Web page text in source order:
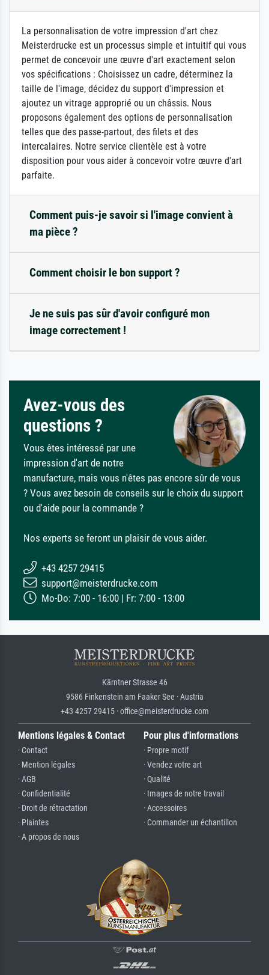
La personnalisation de votre impression d'art chez
Meisterdrucke est un processus simple et intuitif qui vous
permet de concevoir une œuvre d'art exactement selon
vos spécifications : Choisissez un cadre, déterminez la
taille de l'image, décidez du support d'impression et
ajoutez un vitrage approprié ou un châssis. Nous
proposons également des options de personnalisation
telles que des passe-partout, des filets et des
intercalaires. Notre service clientèle est à votre
disposition pour vous aider à concevoir votre œuvre d'art
parfaite.
Comment puis-je savoir si l'image convient à
ma pièce ?
Comment choisir le bon support ?
Je ne suis pas sûr d'avoir configuré mon
image correctement !
Avez-vous des
questions ?
Vous êtes intéressé par une
impression d'art de notre
manufacture, mais vous n'êtes pas encore sûr de vous
? Vous avez besoin de conseils sur le choix du support
ou d'aide pour la commande ?
Nos experts se feront un plaisir de vous aider.
+43 4257 29415
support@meisterdrucke.com
Mo-Do: 7:00 - 16:00 | Fr: 7:00 - 13:00
Kärntner Strasse 46
9586 Finkenstein am Faaker See · Austria
+43 4257 29415 · office@meisterdrucke.com
Mentions légales & Contact
· Contact
· Mention légales
· AGB
· Confidentialité
· Droit de rétractation
· Plaintes
· A propos de nous
Pour plus d'informations
· Propre motif
· Vendez votre art
· Qualité
· Images de notre travail
· Accessoires
· Commander un échantillon